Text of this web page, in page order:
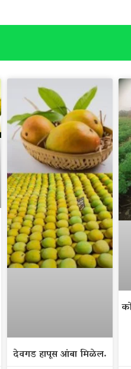
देवगड हापूस आंबा मिळेल.